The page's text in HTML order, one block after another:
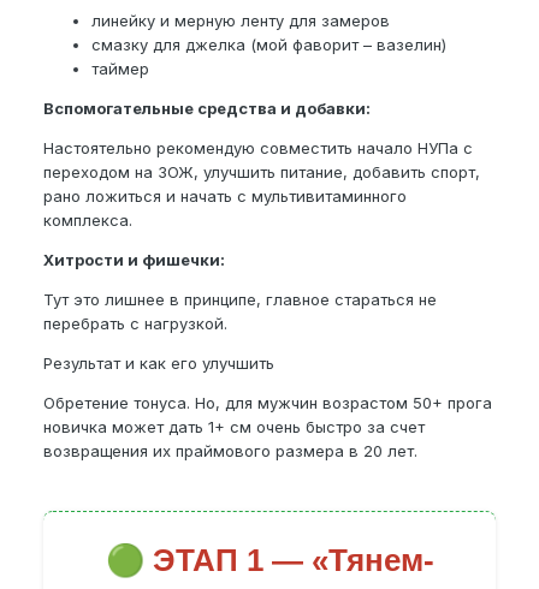
линейку и мерную ленту для замеров
смазку для джелка (мой фаворит – вазелин)
таймер
Вспомогательные средства и добавки:
Настоятельно рекомендую совместить начало НУПа с
переходом на ЗОЖ, улучшить питание, добавить спорт,
рано ложиться и начать с мультивитаминного
комплекса.
Хитрости и фишечки:
Тут это лишнее в принципе, главное стараться не
перебрать с нагрузкой.
Результат и как его улучшить
Обретение тонуса. Но, для мужчин возрастом 50+ прога
новичка может дать 1+ см очень быстро за счет
возвращения их праймового размера в 20 лет.
🟢 ЭТАП 1 — «Тянем-